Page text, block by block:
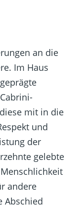
an die
Im Haus
mit in die
und
der
gelebte
andere
Abschied